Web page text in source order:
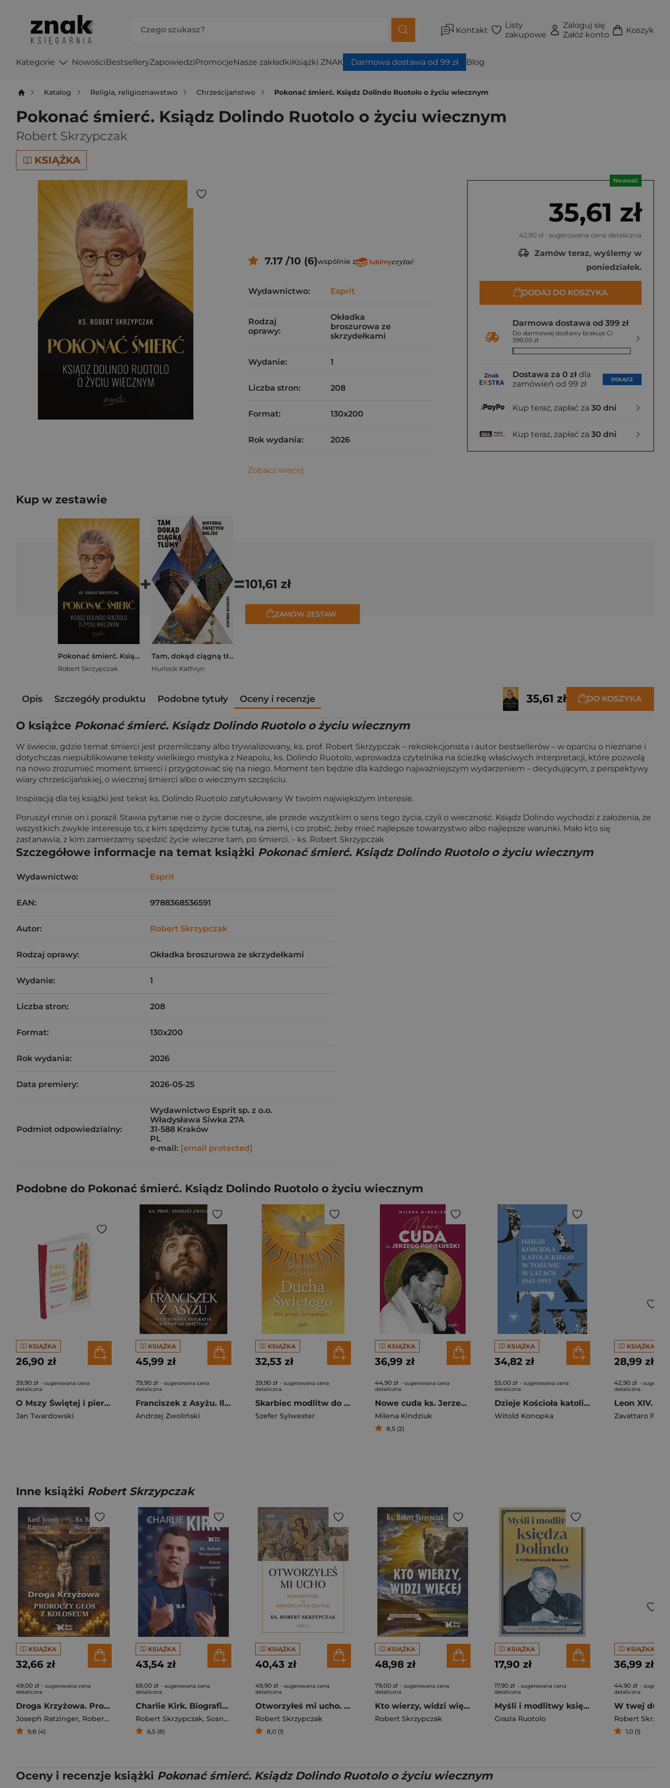
Kontakt
Listy
zakupowe
Zaloguj się
Załóż konto
Koszyk
Kategorie NowościBestselleryZapowiedziPromocjeNasze zakładkiKsiążki ZNAK Darmowa dostawa od 99 zł Blog
Katalog Religia, religioznawstwo Chrześcijaństwo Pokonać śmierć. Ksiądz Dolindo Ruotolo o życiu wiecznym
Pokonać śmierć. Ksiądz Dolindo Ruotolo o życiu wiecznym
Robert Skrzypczak
KSIĄŻKA
Nowość
35,61 zł
42,90 zł - sugerowana cena detaliczna
Zamów teraz, wyślemy w
poniedziałek.
DODAJ DO KOSZYKA
Darmowa dostawa od 399 zł
Do darmowej dostawy brakuje Ci
399,00 zł
Dostawa za 0 zł dla
zamówień od 99 zł
DOŁĄCZ
Kup teraz, zapłać za 30 dni
Kup teraz, zapłać za 30 dni
7.17 /10 (6)wspólnie z
Wydawnictwo: Esprit
Rodzaj
oprawy:
Okładka
broszurowa ze
skrzydełkami
Wydanie: 1
Liczba stron: 208
Format: 130x200
Rok wydania: 2026
Zobacz więcej
Kup w zestawie
Pokonać śmierć. Ksiądz Dolindo Ruotolo o życiu wiecznym
Robert Skrzypczak
+
Tam, dokąd ciągną tłumy. Historia świętych miejsc
Hurlock Kathryn
=101,61 zł
ZAMÓW ZESTAW
Opis Szczegóły produktu Podobne tytuły Oceny i recenzje 35,61 zł DO KOSZYKA
O książce Pokonać śmierć. Ksiądz Dolindo Ruotolo o życiu wiecznym
W świecie, gdzie temat śmierci jest przemilczany albo trywializowany, ks. prof. Robert Skrzypczak – rekolekcjonista i autor bestsellerów – w oparciu o nieznane i
dotychczas niepublikowane teksty wielkiego mistyka z Neapolu, ks. Dolindo Ruotolo, wprowadza czytelnika na ścieżkę właściwych interpretacji, które pozwolą
na nowo zrozumieć moment śmierci i przygotować się na niego. Moment ten będzie dla każdego najważniejszym wydarzeniem – decydującym, z perspektywy
wiary chrześcijańskiej, o wiecznej śmierci albo o wiecznym szczęściu.
Inspiracją dla tej książki jest tekst ks. Dolindo Ruotolo zatytułowany W twoim największym interesie.
Poruszył mnie on i poraził. Stawia pytanie nie o życie doczesne, ale przede wszystkim o sens tego życia, czyli o wieczność. Ksiądz Dolindo wychodzi z założenia, że
wszystkich zwykle interesuje to, z kim spędzimy życie tutaj, na ziemi, i co zrobić, żeby mieć najlepsze towarzystwo albo najlepsze warunki. Mało kto się
zastanawia, z kim zamierzamy spędzić życie wieczne tam, po śmierci. – ks. Robert Skrzypczak
Szczegółowe informacje na temat książki Pokonać śmierć. Ksiądz Dolindo Ruotolo o życiu wiecznym
Wydawnictwo: Esprit
EAN: 9788368536591
Autor: Robert Skrzypczak
Rodzaj oprawy: Okładka broszurowa ze skrzydełkami
Wydanie: 1
Liczba stron: 208
Format: 130x200
Rok wydania: 2026
Data premiery: 2026-05-25
Podmiot odpowiedzialny:
Wydawnictwo Esprit sp. z o.o.
Władysława Siwka 27A
31-588 Kraków
PL
e-mail: [email protected]
Podobne do Pokonać śmierć. Ksiądz Dolindo Ruotolo o życiu wiecznym
KSIĄŻKA
26,90 zł
39,90 zł - sugerowana cena
detaliczna
O Mszy Świętej i pierwszej Komunii Jak się spotkać z Panem Bogiem?
Jan Twardowski
KSIĄŻKA
45,99 zł
79,90 zł - sugerowana cena
detaliczna
Franciszek z Asyżu. Ilustrowana biografia wielkiego świętego
Andrzej Zwoliński
KSIĄŻKA
32,53 zł
39,90 zł - sugerowana cena
detaliczna
Skarbiec modlitw do Ducha Świętego wyd. 2026
Szefer Sylwester
KSIĄŻKA
36,99 zł
44,90 zł - sugerowana cena
detaliczna
Nowe cuda ks. Jerzego Popiełuszki
Milena Kindziuk
8,5 (2)
KSIĄŻKA
34,82 zł
55,00 zł - sugerowana cena
detaliczna
Dzieje Kościoła katolickiego w Toruniu w latach 1945–1992. Wybrane zagadnienia
Witold Konopka
KSIĄŻKA
28,99 zł
42,90 zł -
detaliczna
Zavattaro
Inne książki Robert Skrzypczak
KSIĄŻKA
32,66 zł
49,00 zł - sugerowana cena
detaliczna
Droga Krzyżowa. Proroczy głos z Koloseum
Joseph Ratzinger, Robert Skrzypczak
9,8 (4)
KSIĄŻKA
43,54 zł
69,00 zł - sugerowana cena
detaliczna
Charlie Kirk. Biografia, dzieło, misja
Robert Skrzypczak, Sosnowski Adam
6,5 (8)
KSIĄŻKA
40,43 zł
49,90 zł - sugerowana cena
detaliczna
Otworzyłeś mi ucho. Komentarze do niedzielnych czytań. Rok A
Robert Skrzypczak
8,0 (1)
KSIĄŻKA
48,98 zł
79,00 zł - sugerowana cena
detaliczna
Kto wierzy, widzi więcej. Anatomia wiary 2
Robert Skrzypczak
KSIĄŻKA
17,90 zł
17,90 zł - sugerowana cena
detaliczna
Myśli i modlitwy księdza Dolindo w wyborze Grazii Ruotolo
Grazia Ruotolo
KSIĄŻKA
36,99 zł
44,90 zł -
detaliczna
Robert
1,0 (1)
Oceny i recenzje książki Pokonać śmierć. Ksiądz Dolindo Ruotolo o życiu wiecznym